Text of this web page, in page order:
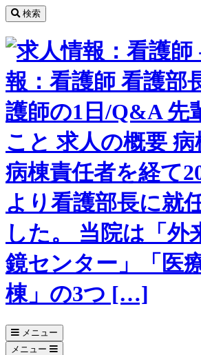
コ
ン
テ
ツ
へ
ス
キ
プ
検索
メニュー
メニュー